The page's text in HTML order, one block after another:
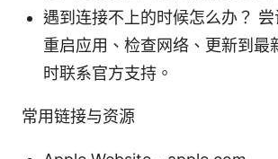
遇到连接不上的时候怎么办？ 尝
重启应用、检查网络、更新到最
时联系官方支持。
常用链接与资源